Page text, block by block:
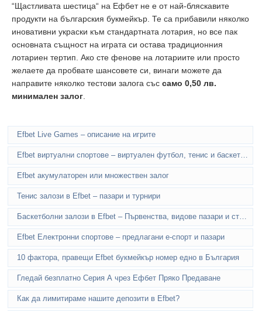
“Щастливата шестица“ на Ефбет не е от най-бляскавите
продукти на българския букмейкър. Те са прибавили няколко
иновативни украски към стандартната лотария, но все пак
основната същност на играта си остава традиционния
лотариен тертип. Ако сте фенове на лотариите или просто
желаете да пробвате шансовете си, винаги можете да
направите няколко тестови залога със само 0,50 лв.
минимален залог
Efbet Live Games – описание на игрите
Efbet акумулаторен или множествен залог
Тенис залози в Efbet – пазари и турнири
Efbet Електронни спортове – предлагани е-спорт и пазари
10 фактора, правещи Efbet букмейкър номер едно в България
Гледай безплатно Серия А чрез Ефбет Пряко Предаване
Как да лимитираме нашите депозити в Efbet?